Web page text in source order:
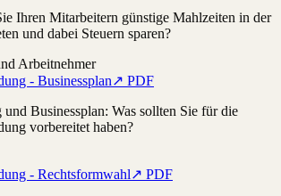
Ihren Mitarbeitern günstige Mahlzeiten in der
und dabei Steuern sparen?
Arbeitnehmer
- Businessplan↗ PDF
und Businessplan: Was sollten Sie für die
vorbereitet haben?
- Rechtsformwahl↗ PDF